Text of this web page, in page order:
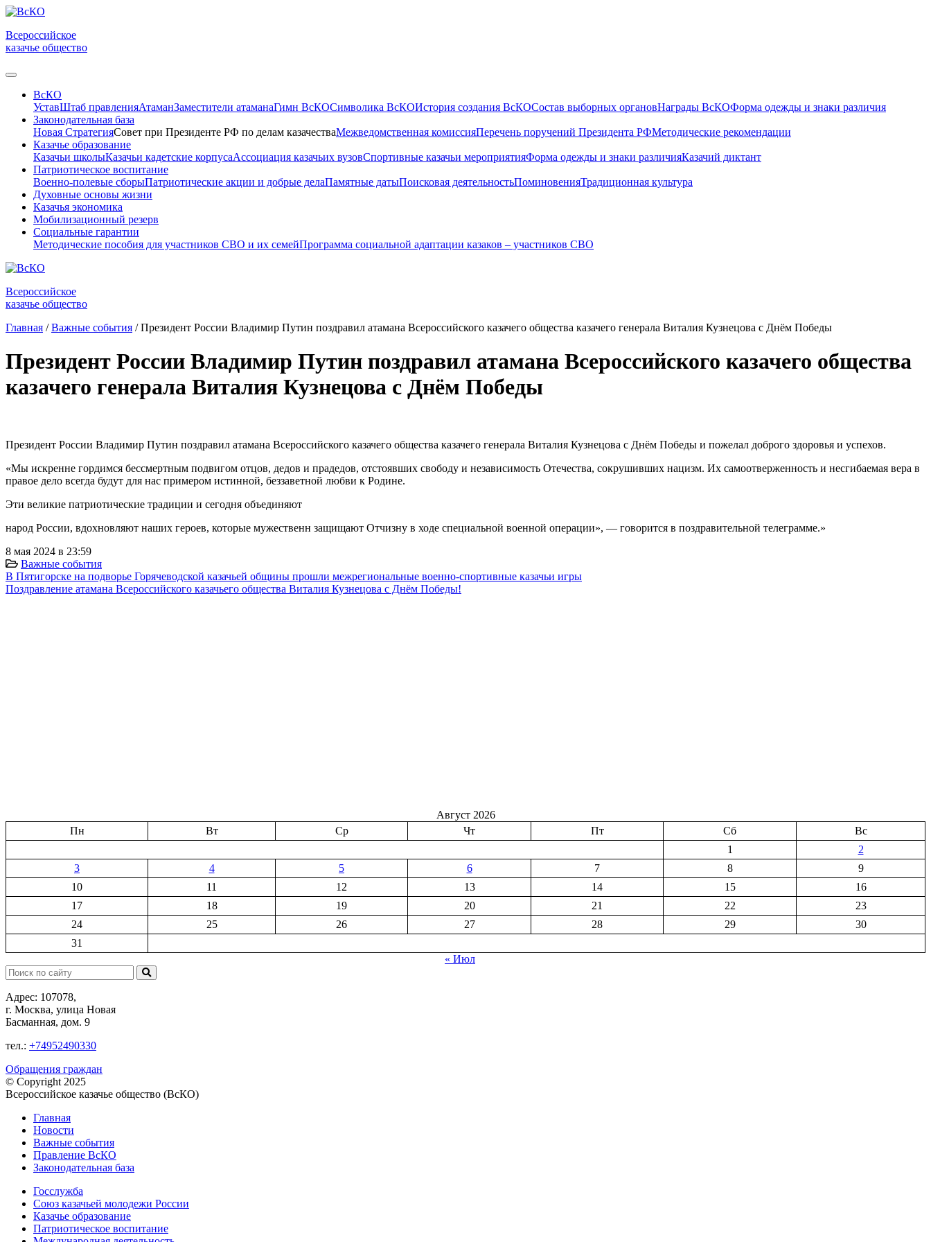
Всероссийское
казачье общество
ВсКО
УставШтаб правленияАтаманЗаместители атаманаГимн ВсКОСимволика ВсКОИстория создания ВсКОСостав выборных органовНаграды ВсКОФорма одежды и знаки различия
Законодательная база
Новая СтратегияСовет при Президенте РФ по делам казачестваМежведомственная комиссияПеречень поручений Президента РФМетодические рекомендации
Казачье образование
Казачьи школыКазачьи кадетские корпусаАссоциация казачьих вузовСпортивные казачьи мероприятияФорма одежды и знаки различияКазачий диктант
Патриотическое воспитание
Военно-полевые сборыПатриотические акции и добрые делаПамятные датыПоисковая деятельностьПоминовенияТрадиционная культура
Духовные основы жизни
Казачья экономика
Мобилизационный резерв
Социальные гарантии
Методические пособия для участников СВО и их семейПрограмма социальной адаптации казаков – участников СВО
Всероссийское
казачье общество
Главная / Важные события / Президент России Владимир Путин поздравил атамана Всероссийского казачего общества казачего генерала Виталия Кузнецова с Днём Победы
Президент России Владимир Путин поздравил атамана Всероссийского казачего общества
казачего генерала Виталия Кузнецова с Днём Победы
Президент России Владимир Путин поздравил атамана Всероссийского казачего общества казачего генерала Виталия Кузнецова с Днём Победы и пожелал доброго здоровья и успехов.
«Мы искренне гордимся бессмертным подвигом отцов, дедов и прадедов, отстоявших свободу и независимость Отечества, сокрушивших нацизм. Их самоотверженность и несгибаемая вера в
правое дело всегда будут для нас примером истинной, беззаветной любви к Родине.
Эти великие патриотические традиции и сегодня объединяют
народ России, вдохновляют наших героев, которые мужественн защищают Отчизну в ходе специальной военной операции», — говорится в поздравительной телеграмме.»
8 мая 2024 в 23:59
Важные события
В Пятигорске на подворье Горячеводской казачьей общины прошли межрегиональные военно-спортивные казачьи игры
Поздравление атамана Всероссийского казачьего общества Виталия Кузнецова с Днём Победы!
Август 2026
Пн
Вт Ср Чт Пт Сб
Вс
1
2
3
4 5 6 7 8
9
10
11 12 13 14 15
16
17
18 19 20 21 22
23
24
25 26 27 28 29
30
31
« Июл
Поиск:
Адрес: 107078,
г. Москва, улица Новая
Басманная, дом. 9
тел.: +74952490330
Обращения граждан
© Copyright 2025
Всероссийское казачье общество (ВсКО)
Главная
Новости
Важные события
Правление ВсКО
Законодательная база
Госслужба
Союз казачьей молодежи России
Казачье образование
Патриотическое воспитание